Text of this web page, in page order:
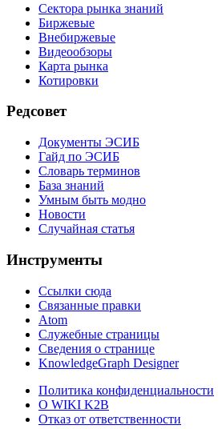
Сектора рынка знаний
Биржевые
Внебиржевые
Видеообзоры
Карта рынка
Котировки
Редсовет
Документы ЭСИБ
Гайд по ЭСИБ
Словарь терминов
База знаний
Умным быть модно
Новости
Случайная статья
Инструменты
Ссылки сюда
Связанные правки
Atom
Служебные страницы
Сведения о странице
KnowledgeGraph Designer
Политика конфиденциальности
О WIKI K2B
Отказ от ответственности